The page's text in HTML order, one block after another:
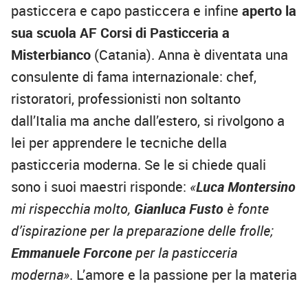
pasticcera e capo pasticcera e infine aperto la
sua scuola AF Corsi di Pasticceria a
Misterbianco (Catania). Anna è diventata una
consulente di fama internazionale: chef,
ristoratori, professionisti non soltanto
dall’Italia ma anche dall’estero, si rivolgono a
lei per apprendere le tecniche della
pasticceria moderna. Se le si chiede quali
sono i suoi maestri risponde: «Luca Montersino
mi rispecchia molto, Gianluca Fusto è fonte
d’ispirazione per la preparazione delle frolle;
Emmanuele Forconeper la pasticceria
moderna». L’amore e la passione per la materia